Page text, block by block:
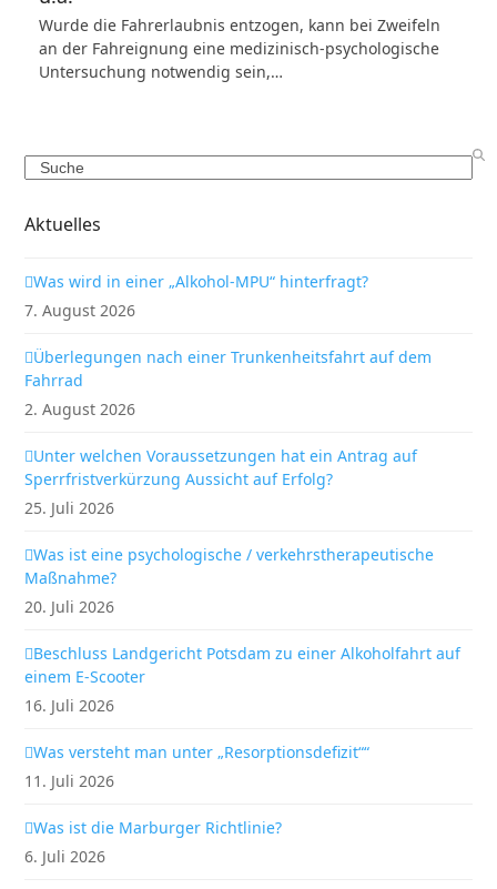
Wurde die Fahrerlaubnis entzogen, kann bei Zweifeln
an der Fahreignung eine medizinisch-psychologische
Untersuchung notwendig sein,…
Search
Aktuelles
Was wird in einer „Alkohol-MPU“ hinterfragt?
7. August 2026
Überlegungen nach einer Trunkenheitsfahrt auf dem
Fahrrad
2. August 2026
Unter welchen Voraussetzungen hat ein Antrag auf
Sperrfristverkürzung Aussicht auf Erfolg?
25. Juli 2026
Was ist eine psychologische / verkehrstherapeutische
Maßnahme?
20. Juli 2026
Beschluss Landgericht Potsdam zu einer Alkoholfahrt auf
einem E-Scooter
16. Juli 2026
Was versteht man unter „Resorptionsdefizit““
11. Juli 2026
Was ist die Marburger Richtlinie?
6. Juli 2026